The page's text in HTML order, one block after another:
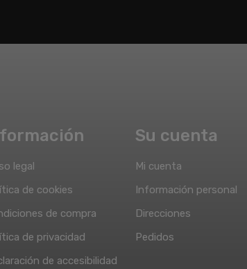
legal
de cookies
de compra
de privacidad
de accesibilidad
Su cuenta
Mi cuenta
Información personal
Direcciones
Pedidos